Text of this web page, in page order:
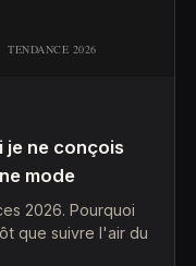
je ne conçois
mode
2026. Pourquoi
que suivre l'air du